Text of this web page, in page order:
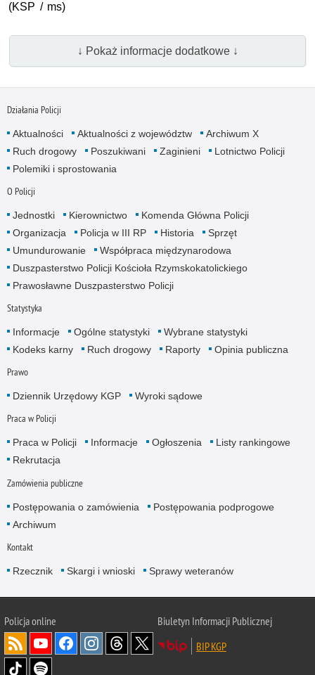
(KSP / ms)
↓ Pokaż informacje dodatkowe ↓
Działania Policji
Aktualności Aktualności z województw
Archiwum X
Ruch drogowy
Poszukiwani Zaginieni
Lotnictwo Policji
Polemiki i sprostowania
O Policji
Jednostki Kierownictwo
Komenda Główna Policji
Organizacja
Policja w III RP Historia
Sprzęt
Umundurowanie
Współpraca międzynarodowa
Duszpasterstwo Policji Kościoła Rzymskokatolickiego
Prawosławne Duszpasterstwo Policji
Statystyka
Informacje Ogólne statystyki
Wybrane statystyki
Kodeks karny
Ruch drogowy Raporty Opinia publiczna
Prawo
Dziennik Urzędowy KGP Wyroki sądowe
Praca w Policji
Praca w Policji Informacje Ogłoszenia
Listy rankingowe
Rekrutacja
Zamówienia publiczne
Postępowania o zamówienia
Postępowania podprogowe
Archiwum
Kontakt
Rzecznik Skargi i wnioski Sprawy weteranów
Policjaonline
Biuletyn Informacji Publicznej
BIP KGP